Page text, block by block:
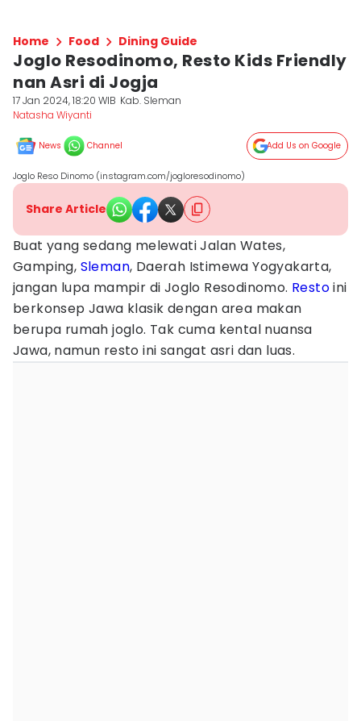
Home Food Dining Guide
Joglo Resodinomo, Resto Kids Friendly
nan Asri di Jogja
17 Jan 2024, 18:20 WIB Kab. Sleman
Natasha Wiyanti
News Channel Add Us on Google
Joglo Reso Dinomo (instagram.com/jogloresodinomo)
Share Article
Buat yang sedang melewati Jalan Wates,
Gamping, Sleman, Daerah Istimewa Yogyakarta,
jangan lupa mampir di Joglo Resodinomo. Restoini
berkonsep Jawa klasik dengan area makan
berupa rumah joglo. Tak cuma kental nuansa
Jawa, namun resto ini sangat asri dan luas.